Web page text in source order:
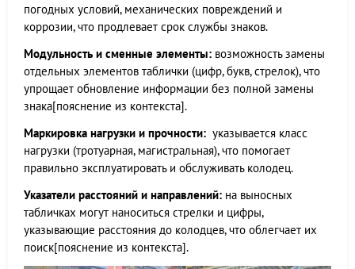
погодных условий, механических повреждений и
коррозии, что продлевает срок службы знаков.
Модульность и сменные элементы: возможность замены
отдельных элементов таблички (цифр, букв, стрелок), что
упрощает обновление информации без полной замены
знака[пояснение из контекста].
Маркировка нагрузки и прочности: указывается класс
нагрузки (тротуарная, магистральная), что помогает
правильно эксплуатировать и обслуживать колодец.
Указатели расстояний и направлений: на выносных
табличках могут наноситься стрелки и цифры,
указывающие расстояния до колодцев, что облегчает их
поиск[пояснение из контекста].